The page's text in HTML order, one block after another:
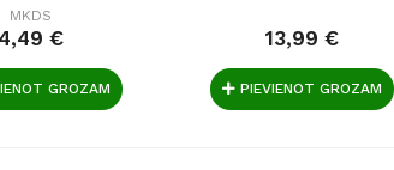
MKDS
4,49 €
GROZAM
13,99 €
PIEVIENOT GROZAM